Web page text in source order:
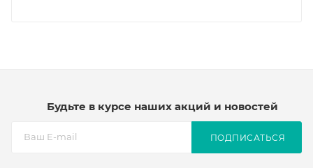
Будьте в курсе наших акций и новостей
ПОДПИСАТЬСЯ